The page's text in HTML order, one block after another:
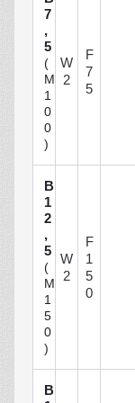
7
,
5
(
М
1
0
0
)
W
2
F
7
5
В
1
2
,
5
(
М
1
5
0
)
W
2
F
1
5
0
В